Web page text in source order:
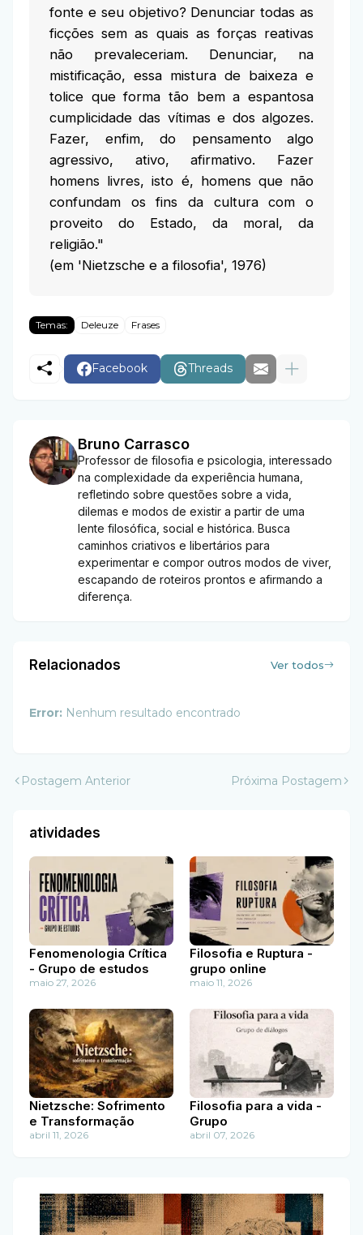
fonte e seu objetivo? Denunciar todas as
ficções sem as quais as forças reativas
não prevaleceriam. Denunciar, na
mistificação, essa mistura de baixeza e
tolice que forma tão bem a espantosa
cumplicidade das vítimas e dos algozes.
Fazer, enfim, do pensamento algo
agressivo, ativo, afirmativo. Fazer
homens livres, isto é, homens que não
confundam os fins da cultura com o
proveito do Estado, da moral, da
religião."
(em 'Nietzsche e a filosofia', 1976)
Temas: Deleuze Frases
Facebook Threads
Bruno Carrasco
Professor de filosofia e psicologia, interessado
na complexidade da experiência humana,
refletindo sobre questões sobre a vida,
dilemas e modos de existir a partir de uma
lente filosófica, social e histórica. Busca
caminhos criativos e libertários para
experimentar e compor outros modos de viver,
escapando de roteiros prontos e afirmando a
diferença.
Relacionados Ver todos
Error: Nenhum resultado encontrado
Postagem Anterior Próxima Postagem
atividades
Fenomenologia Crítica
- Grupo de estudos
maio 27, 2026
Filosofia e Ruptura -
grupo online
maio 11, 2026
Nietzsche: Sofrimento
e Transformação
abril 11, 2026
Filosofia para a vida -
Grupo
abril 07, 2026